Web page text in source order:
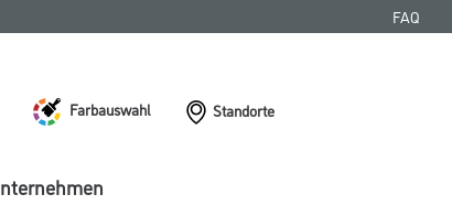
FAQ
Farbauswahl
Standorte